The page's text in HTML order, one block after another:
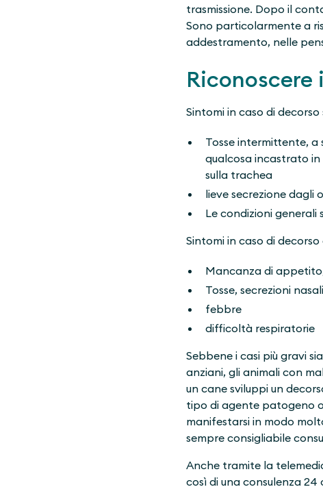
trasmissione. Dopo il
Sono particolarmente a
addestramento, nelle
Riconoscere
Sintomi in caso di
Tosse intermittente, a
qualcosa incastrato in
sulla trachea
lieve secrezione dagli
Le condizioni
Sintomi in caso di
Mancanza di
Tosse, secrezioni
febbre
difficoltà respiratorie
Sebbene i casi più gravi
anziani, gli animali con
un cane sviluppi un
tipo di agente patogeno
manifestarsi in modo
sempre consigliabile
Anche tramite la
così di una consulenza